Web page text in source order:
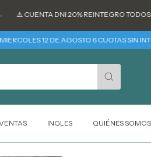
DNI 20% REINTEGRO TODOS LOS
12 DE AGOSTO 6 CUOTAS SIN INTERES
INGLES QUIÉNES SOMOS